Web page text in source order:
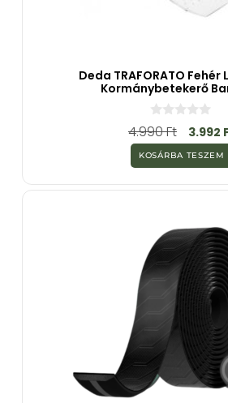
Deda TRAFORATO Fehér
Kormánybetekerő
0
a
5
-
b
ő
4.990Ft 3.992
KOSÁRBA TESZEM